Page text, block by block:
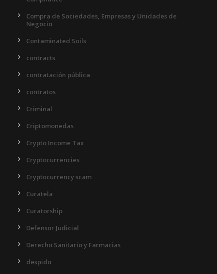
Compra de Sociedades, Empresas y Unidades de
Negocio
Contaminated Soils
contracts
contratación pública
contratos
Criminal
Criptomonedas
Crypto Income Tax
Cryptocurrencies
Cryptocurrency scam
Curatela
Curatorship
Defensor Judicial
Derecho Sanitario y Farmacias
despido